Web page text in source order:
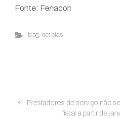
Fonte: Fenacon
blog, noticias
Prestadores de serviço não
fiscal a partir de